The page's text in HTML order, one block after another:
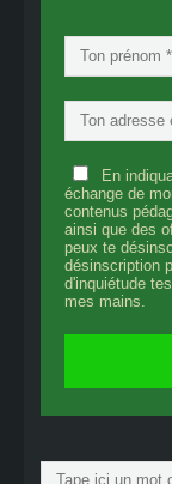
En
échange de
contenus
ainsi que des
peux te
désinscription
d'inquiétude
mes mains.
Rechercher